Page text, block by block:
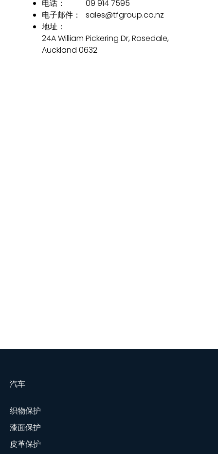
电话：
09 914 7595
电子邮件：
sales@tfgroup.co.nz
地址：
24A William Pickering Dr, Rosedale,
Auckland 0632
汽车
织物保护
漆面保护
皮革保护